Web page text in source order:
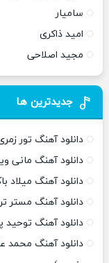
سامیار
امید ذاکری
مجید اصلاحی
جدیدترین ها
دانلود آهنگ تور
دانلود آهنگ مانی
دانلود آهنگ میلاد
دانلود آهنگ مستر
دانلود آهنگ
دانلود آهنگ محمد